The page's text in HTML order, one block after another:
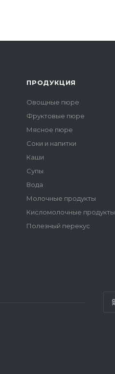
ПРОДУКЦИЯ
Овощные пюре
Фруктовые пюре
Мясное пюре
Соки и напитки
Каши
Супы
Вода
Молочные продукты
Кисломолочные продукты
Полезный перекус